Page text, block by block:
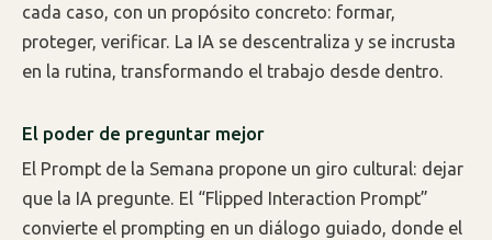
cada caso, con un propósito concreto: formar,
proteger, verificar. La IA se descentraliza y se incrusta
en la rutina, transformando el trabajo desde dentro.
El poder de preguntar mejor
El Prompt de la Semana propone un giro cultural: dejar
que la IA pregunte. El “Flipped Interaction Prompt”
convierte el prompting en un diálogo guiado, donde el